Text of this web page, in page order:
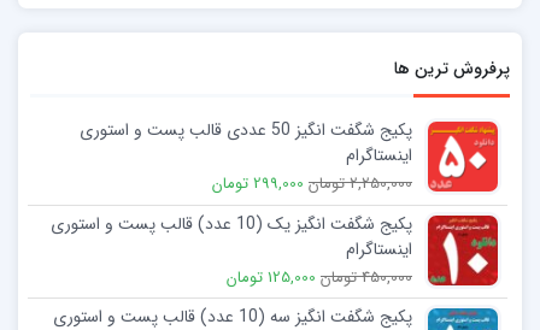
پرفروش ترین ها
پکیج شگفت انگیز 50 عددی قالب پست و استوری
اینستاگرام
2,250,000 تومان 299,000 تومان
پکیج شگفت انگیز یک (10 عدد) قالب پست و استوری
اینستاگرام
450,000 تومان 125,000 تومان
پکیج شگفت انگیز سه (10 عدد) قالب پست و استوری